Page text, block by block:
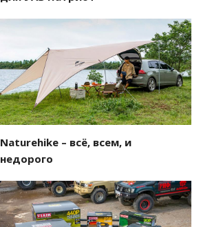
Naturehike – всё, всем, и
недорого